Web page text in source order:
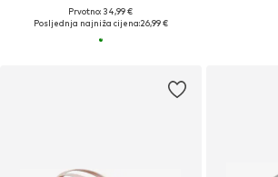
Prvotno: 34,99 €
Posljednja najniža cijena:26,99 €